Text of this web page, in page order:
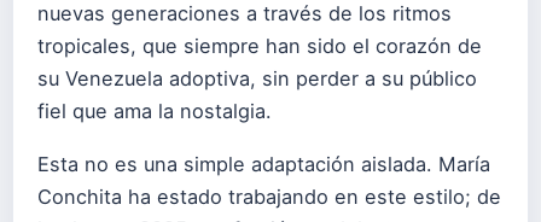
nuevas generaciones a través de los ritmos
tropicales, que siempre han sido el corazón de
su Venezuela adoptiva, sin perder a su público
fiel que ama la nostalgia.
Esta no es una simple adaptación aislada. María
Conchita ha estado trabajando en este estilo; de